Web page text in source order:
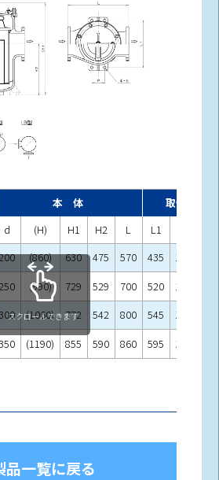
本 体
取付脚
d
(H) H1 H2 L L1
(860) 630 475 570 435 120
(990) 729 529 700 520 150
(1060) 772 542 800 545 160
(1190) 855 590 860 595 160
スクロールできます
品一覧に戻る